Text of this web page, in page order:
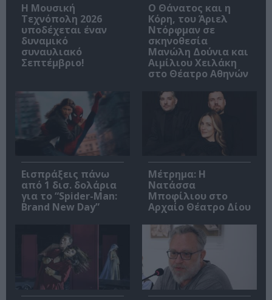
Η Μουσική
Τεχνόπολη 2026
υποδέχεται έναν
δυναμικό
συναυλιακό
Σεπτέμβριο!
Ο Θάνατος και η
Κόρη, του Άριελ
Ντόρφμαν σε
σκηνοθεσία
Μανώλη Δούνια και
Αιμίλιου Χειλάκη
στο Θέατρο Αθηνών
Εισπράξεις πάνω
από 1 δισ. δολάρια
για το “Spider-Man:
Brand New Day”
Μέτρημα: Η
Νατάσσα
Μποφίλιου στο
Αρχαίο Θέατρο Δίου